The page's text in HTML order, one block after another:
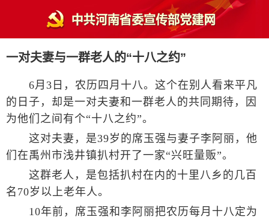
一对夫妻与一群老人的“十八之约”
6月3日，农历四月十八。这个在别人看来平凡
的日子，却是一对夫妻和一群老人的共同期待，因
为他们之间有个“十八之约”。
这对夫妻，是39岁的席玉强与妻子李阿丽，他
们在禹州市浅井镇扒村开了一家“兴旺量贩”。
这群老人，是包括扒村在内的十里八乡的几百
名70岁以上老年人。
10年前，席玉强和李阿丽把农历每月十八定为